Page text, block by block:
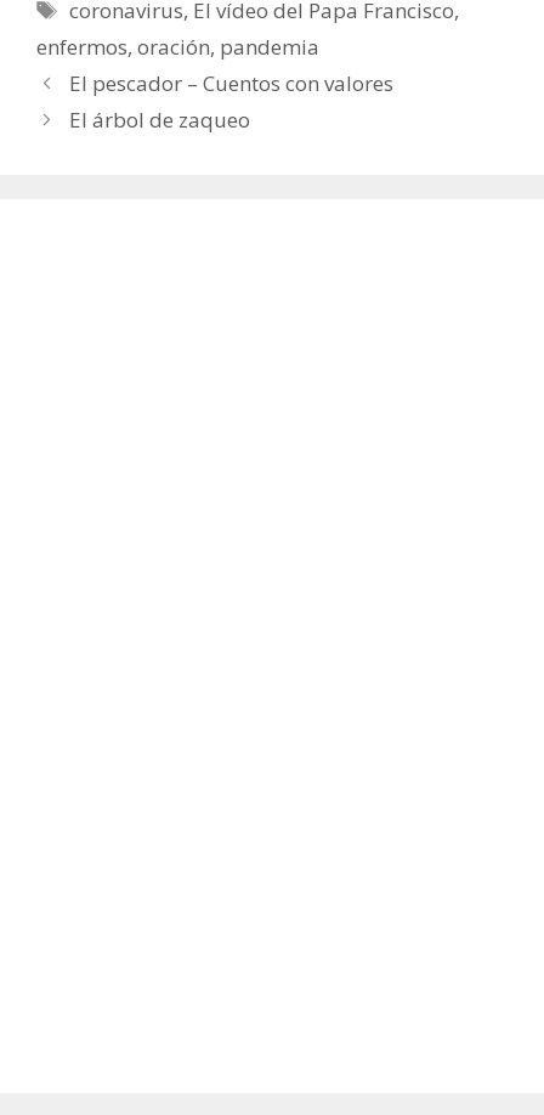
Etiquetas
coronavirus, El vídeo del Papa Francisco,
enfermos, oración, pandemia
El pescador – Cuentos con valores
El árbol de zaqueo